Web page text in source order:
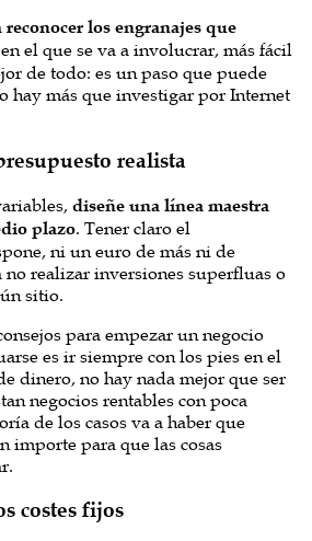
reconocer los engranajes que
en el que se va a involucrar, más fácil
de todo: es un paso que puede
hay más que investigar por Internet
realista
diseñe una línea maestra
plazo. Tener claro el
ni un euro de más ni de
no realizar inversiones superfluas o
sitio.
para empezar un negocio
es ir siempre con los pies en el
dinero, no hay nada mejor que ser
negocios rentables con poca
de los casos va a haber que
importe para que las cosas
costes fijos